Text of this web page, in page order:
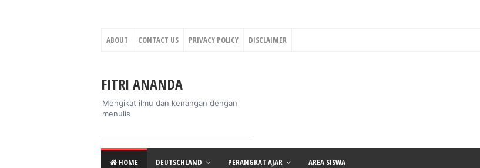
ABOUT CONTACT US PRIVACY POLICY DISCLAIMER
FITRI ANANDA
Mengikat ilmu dan kenangan dengan
menulis
HOME DEUTSCHLAND PERANGKAT AJAR AREA SISWA